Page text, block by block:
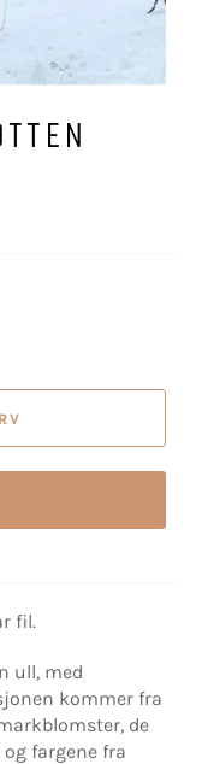
fil.
ull, med
kommer fra
de
fargene fra